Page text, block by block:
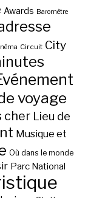
Awards Baromètre
Circuit City
voyage
cher Lieu de
Musique et
Où dans le monde
Parc National